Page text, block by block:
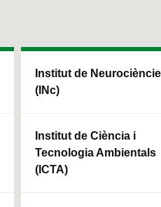
Institut de
(INc)
Institut de Ciència i
Tecnologia Ambientals
(ICTA)